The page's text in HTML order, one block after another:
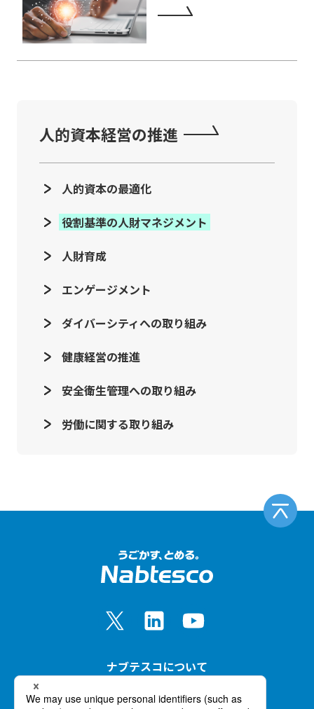
人的資本経営の推進
人的資本の最適化
役割基準の人財マネジメント
人財育成
エンゲージメント
ダイバーシティへの取り組み
健康経営の推進
安全衛生管理への取り組み
労働に関する取り組み
ナブテスコについて
事業紹介